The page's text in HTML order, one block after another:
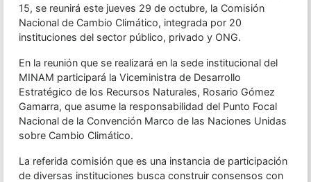
15, se reunirá este jueves 29 de octubre, la Comisión
Nacional de Cambio Climático, integrada por 20
instituciones del sector público, privado y ONG.
En la reunión que se realizará en la sede institucional del
MINAM participará la Viceministra de Desarrollo
Estratégico de los Recursos Naturales, Rosario Gómez
Gamarra, que asume la responsabilidad del Punto Focal
Nacional de la Convención Marco de las Naciones Unidas
sobre Cambio Climático.
La referida comisión que es una instancia de participación
de diversas instituciones busca construir consensos con